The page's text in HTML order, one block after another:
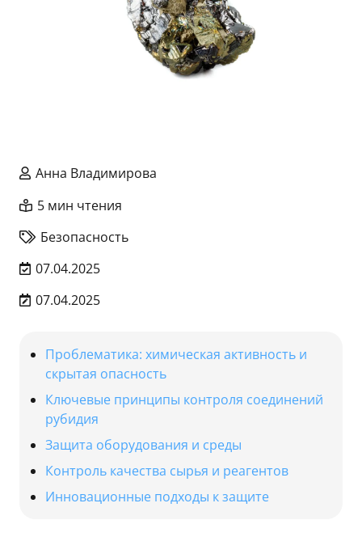
Анна Владимирова
5 мин чтения
Безопасность
07.04.2025
07.04.2025
Проблематика: химическая активность и
скрытая опасность
Ключевые принципы контроля соединений
рубидия
Защита оборудования и среды
Контроль качества сырья и реагентов
Инновационные подходы к защите